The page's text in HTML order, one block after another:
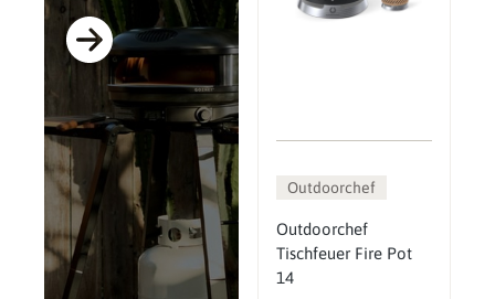
Outdoorchef
Outdoorchef
Tischfeuer Fire Pot
14